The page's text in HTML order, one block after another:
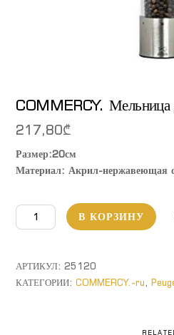
COMMERCY. Мельница
217,80₾
Размер:20см
Материал: Акрил-нержавеющая
Количество
товара
Мельница
для
В КОРЗИНУ
АРТИКУЛ:25120
КАТЕГОРИИ:COMMERCY.-ru,